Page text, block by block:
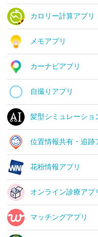
カロリー計算アプリ
メモアプリ
カーナビアプリ
自撮りアプリ
髪型シミュレーショ
位置情報共有・追跡
花粉情報アプリ
オンライン診療アプ
マッチングアプリ